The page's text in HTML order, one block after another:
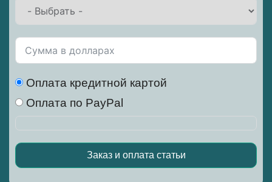
Оплата кредитной картой
Оплата по PayPal
Заказ и оплата статьи